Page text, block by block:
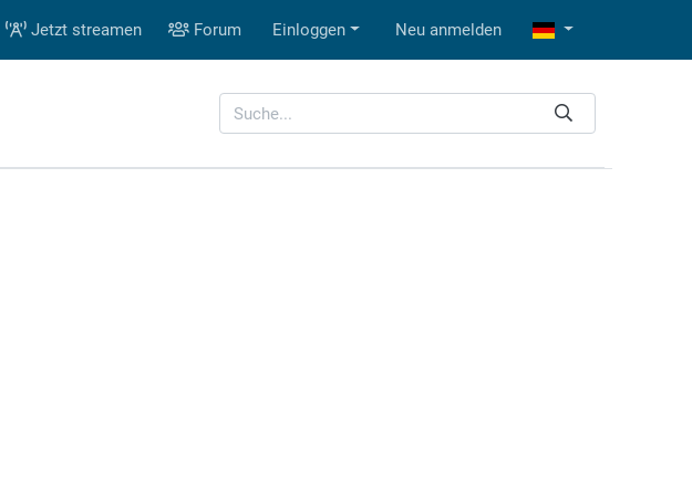
Jetzt streamen Forum Einloggen Neu anmelden